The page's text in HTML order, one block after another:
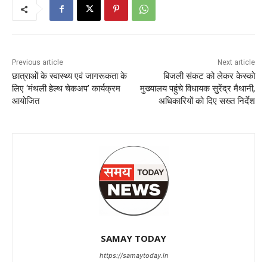
Previous article
छात्राओं के स्वास्थ्य एवं जागरूकता के
लिए ‘मंथली हेल्थ चेकअप’ कार्यक्रम
आयोजित
Next article
बिजली संकट को लेकर केस्को
मुख्यालय पहुंचे विधायक सुरेंद्र मैथानी,
अधिकारियों को दिए सख्त निर्देश
SAMAY TODAY
https://samaytoday.in